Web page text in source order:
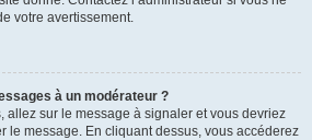
votre avertissement.
à un modérateur ?
allez sur le message à signaler et vous devriez
le message. En cliquant dessus, vous accéderez